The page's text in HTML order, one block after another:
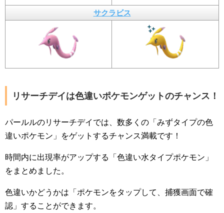
サクラビス
リサーチデイは色違いポケモンゲットのチャンス！
パールルのリサーチデイでは、数多くの「みずタイプの色
違いポケモン」をゲットするチャンス満載です！
時間内に出現率がアップする「色違い水タイプポケモン」
をまとめました。
色違いかどうかは「ポケモンをタップして、捕獲画面で確
認」することができます。